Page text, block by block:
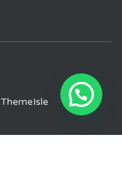
ThemeIsle